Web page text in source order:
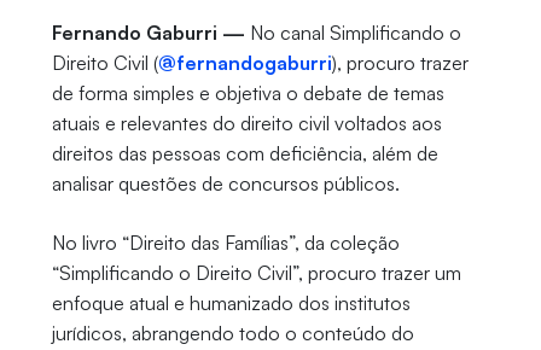
Fernando Gaburri — No canal Simplificando o
Direito Civil (@fernandogaburri), procuro trazer
de forma simples e objetiva o debate de temas
atuais e relevantes do direito civil voltados aos
direitos das pessoas com deficiência, além de
analisar questões de concursos públicos.
No livro “Direito das Famílias”, da coleção
“Simplificando o Direito Civil”, procuro trazer um
enfoque atual e humanizado dos institutos
jurídicos, abrangendo todo o conteúdo do